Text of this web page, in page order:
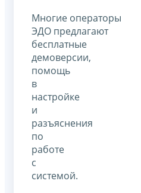
Многие операторы
ЭДО предлагают
бесплатные
демоверсии,
помощь
в
настройке
и
разъяснения
по
работе
с
системой.